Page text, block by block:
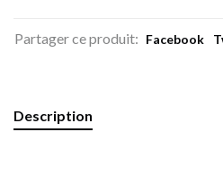
Partager ce produit: Facebook
Description